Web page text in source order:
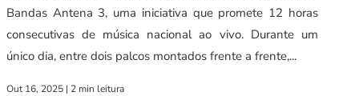
Bandas Antena 3, uma iniciativa que promete 12 horas
consecutivas de música nacional ao vivo. Durante um
único dia, entre dois palcos montados frente a frente,...
Out 16, 2025 | 2 min leitura